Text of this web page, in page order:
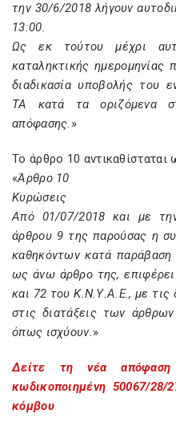
την 30/6/2018 λήγουν
13:00.
Ως εκ τούτου μέχρι
καταληκτικής ημερομηνίας
διαδικασία υποβολής του
ΤΑ κατά τα οριζόμενα
απόφασης. »
Το άρθρο 10 αντικαθίσταται
«Άρθρο 10
Κυρώσεις
Από 01/07/2018 και με
άρθρου 9 της παρούσας η
καθηκόντων κατά
ως άνω άρθρο της,
και 72 του Κ.Ν.Υ.Α.Ε., με τις
στις διατάξεις των
όπως ισχύουν.»
Δείτε τη νέα απόφαση
κωδικοποιημένη 50067/
κόμβου